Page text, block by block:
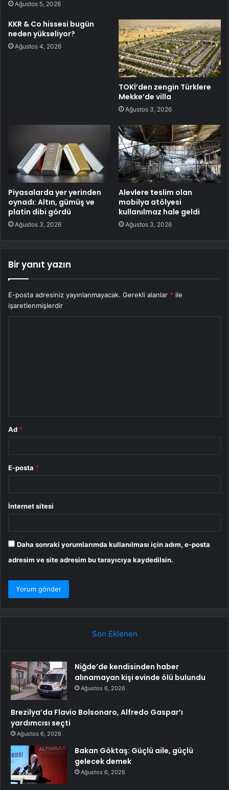
Ağustos 5, 2026
KKR & Co hissesi bugün
neden yükseliyor?
Ağustos 4, 2026
TOKİ’den zengin Türklere
Mekke’de villa
Ağustos 3, 2026
Piyasalarda yer yerinden
oynadı: Altın, gümüş ve
platin dibi gördü
Ağustos 3, 2026
Alevlere teslim olan
mobilya atölyesi
kullanılmaz hale geldi
Ağustos 3, 2026
Bir yanıt yazın
E-posta adresiniz yayınlanmayacak. Gerekli alanlar * ile
işaretlenmişlerdir
Ad *
E-posta *
İnternet sitesi
Daha sonraki yorumlarımda kullanılması için adım, e-posta
adresim ve site adresim bu tarayıcıya kaydedilsin.
Son Eklenen
Niğde’de kendisinden haber
alınamayan kişi evinde ölü bulundu
Ağustos 6, 2026
Brezilya’da Flavio Bolsonaro, Alfredo Gaspar’ı
yardımcısı seçti
Ağustos 6, 2026
Bakan Göktaş: Güçlü aile, güçlü
gelecek demek
Ağustos 6, 2026